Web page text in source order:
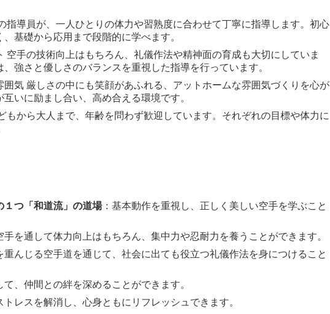
指導員が、一人ひとりの体力や習熟度に合わせて丁寧に指導します。初心
基礎から応用まで段階的に学べます。
空手の技術向上はもちろん、礼儀作法や精神面の育成も大切にしていま
強さと優しさのバランスを重視した指導を行っています。
囲気 厳しさの中にも笑顔があふれる、アットホームな雰囲気づくりを心が
いに励まし合い、高め合える環境です。
もから大人まで、年齢を問わず歓迎しています。それぞれの目標や体力に
１つ「和道流」の道場：基本動作を重視し、正しく美しい空手を学ぶこと
手を通して体力向上はもちろん、集中力や忍耐力を養うことができます。
重んじる空手道を通じて、社会に出ても役立つ礼儀作法を身につけること
て、仲間との絆を深めることができます。
トレスを解消し、心身ともにリフレッシュできます。